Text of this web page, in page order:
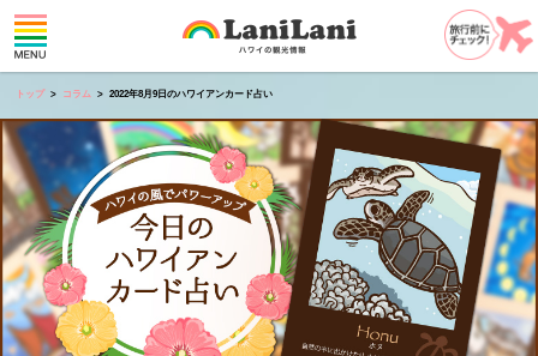
トップ コラム 2022年8月9日のハワイアンカード占い